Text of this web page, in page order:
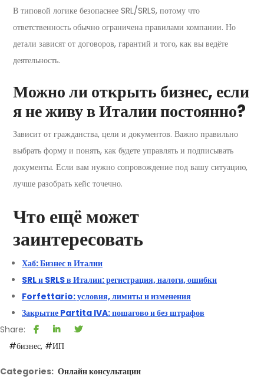
В типовой логике безопаснее SRL/SRLS, потому что
ответственность обычно ограничена правилами компании. Но
детали зависят от договоров, гарантий и того, как вы ведёте
деятельность.
Можно ли открыть бизнес, если
я не живу в Италии постоянно?
Зависит от гражданства, цели и документов. Важно правильно
выбрать форму и понять, как будете управлять и подписывать
документы. Если вам нужно сопровождение под вашу ситуацию,
лучше разобрать кейс точечно.
Что ещё может
заинтересовать
Хаб: Бизнес в Италии
SRL и SRLS в Италии: регистрация, налоги, ошибки
Forfettario: условия, лимиты и изменения
Закрытие Partita IVA: пошагово и без штрафов
Share:
#бизнес #ИП
Categories: Онлайн консультации